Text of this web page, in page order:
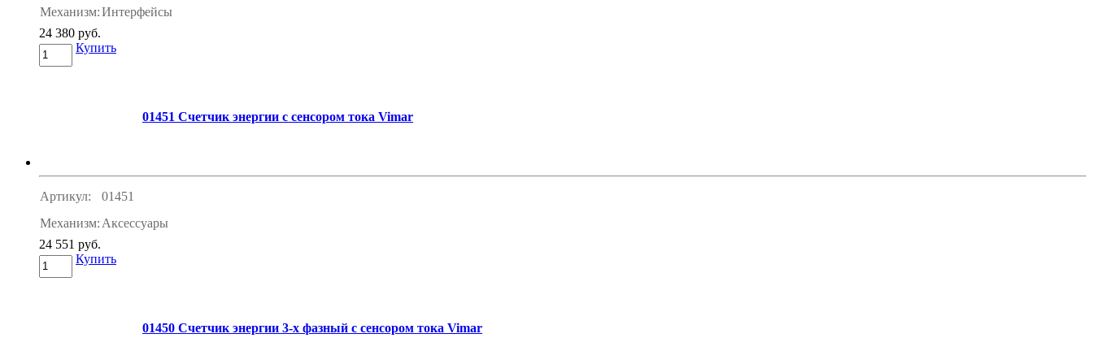
Механизм:Интерфейсы
24 380 руб.
Купить
01451 Счетчик энергии с сенсором тока Vimar
Артикул:
01451
Механизм: Аксессуары
24 551 руб.
Купить
01450 Счетчик энергии 3-х фазный с сенсором тока Vimar